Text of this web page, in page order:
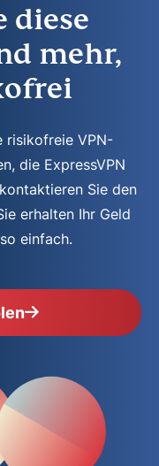
diese
mehr,
risikofreie VPN-
die ExpressVPN
Sie den
erhalten Ihr Geld
einfach.